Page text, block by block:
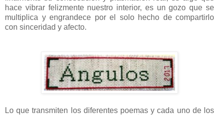
hace vibrar felizmente nuestro interior, es un gozo que se
multiplica y engrandece por el solo hecho de compartirlo
con sinceridad y afecto.
Lo que transmiten los diferentes poemas y cada uno de los